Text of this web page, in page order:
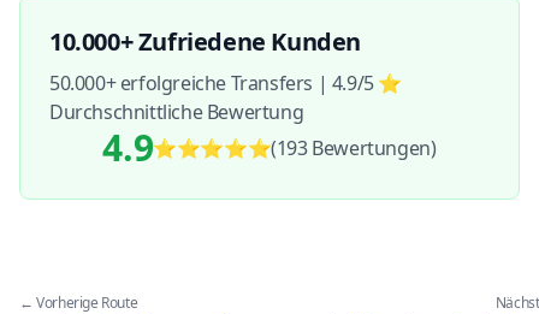
10.000+ Zufriedene Kunden
50.000+ erfolgreiche Transfers | 4.9/5 ⭐
Durchschnittliche Bewertung
4.9⭐⭐⭐⭐⭐(193Bewertungen)
← Vorherige Route